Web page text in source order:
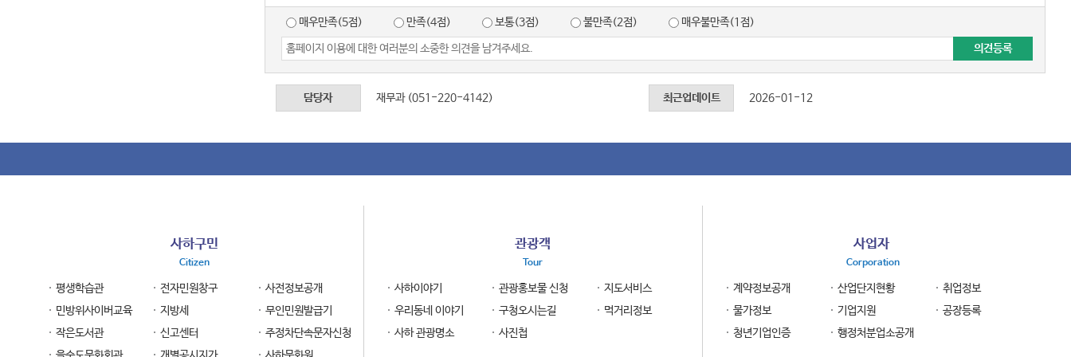
매우만족(5점) 만족(4점) 보통(3점) 불만족(2점) 매우불만족(1점)
담당자 재무과 (051-220-4142) 최근업데이트 2026-01-12
사하구민
Citizen
평생학습관 전자민원창구
사전정보공개
민방위사이버교육
지방세
무인민원발급기
작은도서관
신고센터
주정차단속문자신청
관광객
Tour
사하이야기 관광홍보물 신청
지도서비스
우리동네 이야기
구청오시는길
먹거리정보
사하 관광명소
사진첩
사업자
Corporation
계약정보공개 산업단지현황
취업정보
물가정보
기업지원
공장등록
청년기업인증
행정처분업소공개